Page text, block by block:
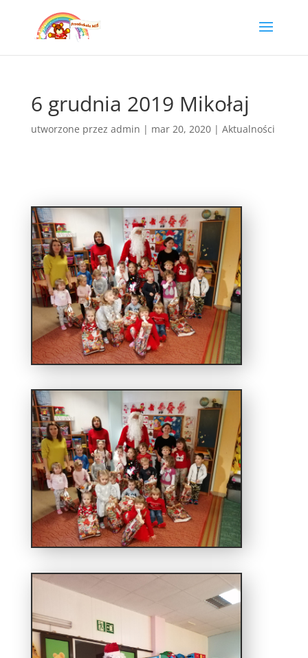
6 grudnia 2019 Mikołaj
utworzone przez admin | mar 20, 2020| Aktualności